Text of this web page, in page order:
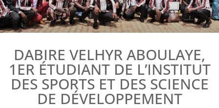
DABIRE VELHYR ABOULAYE,
1ER ÉTUDIANT DE L’INSTITUT
DES SPORTS ET DES SCIENCE
DE DÉVELOPPEMENT